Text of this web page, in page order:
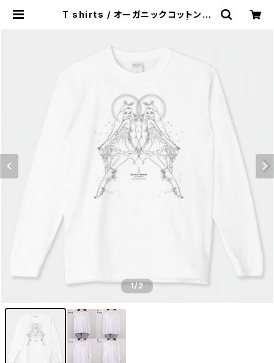
T shirts / オーガニックコットンロ
1/2